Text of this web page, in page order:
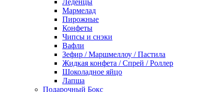
Леденцы
Мармелад
Пирожные
Конфеты
Чипсы и снэки
Вафли
Зефир / Маршмеллоу / Пастила
Жидкая конфета / Спрей / Роллер
Шоколадное яйцо
Лапша
Подарочный Бокс